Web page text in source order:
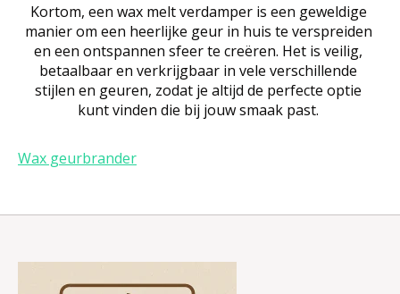
Kortom, een wax melt verdamper is een geweldige
manier om een heerlijke geur in huis te verspreiden
en een ontspannen sfeer te creëren. Het is veilig,
betaalbaar en verkrijgbaar in vele verschillende
stijlen en geuren, zodat je altijd de perfecte optie
kunt vinden die bij jouw smaak past.
Wax geurbrander